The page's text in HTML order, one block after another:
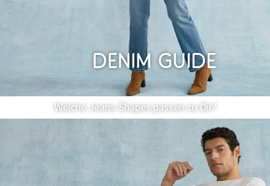
Denim Guide
Welche Jeans-Shapes passen zu Dir?